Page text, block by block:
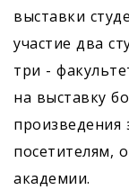
выставки
участие два
три -
на выставку
произведения
посетителям,
академии.